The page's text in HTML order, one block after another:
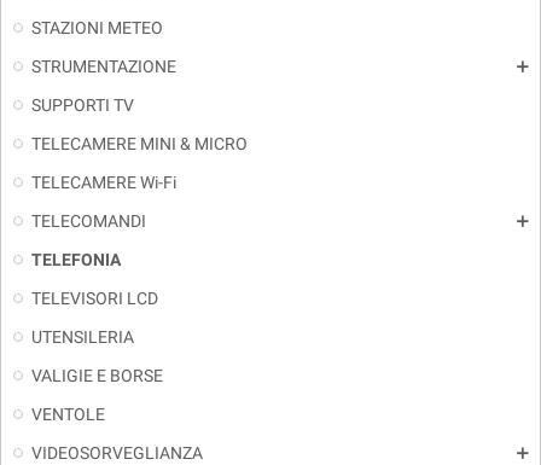
STAZIONI METEO
STRUMENTAZIONE
add
SUPPORTI TV
TELECAMERE MINI & MICRO
TELECAMERE Wi-Fi
TELECOMANDI
add
TELEFONIA
TELEVISORI LCD
UTENSILERIA
VALIGIE E BORSE
VENTOLE
VIDEOSORVEGLIANZA
add